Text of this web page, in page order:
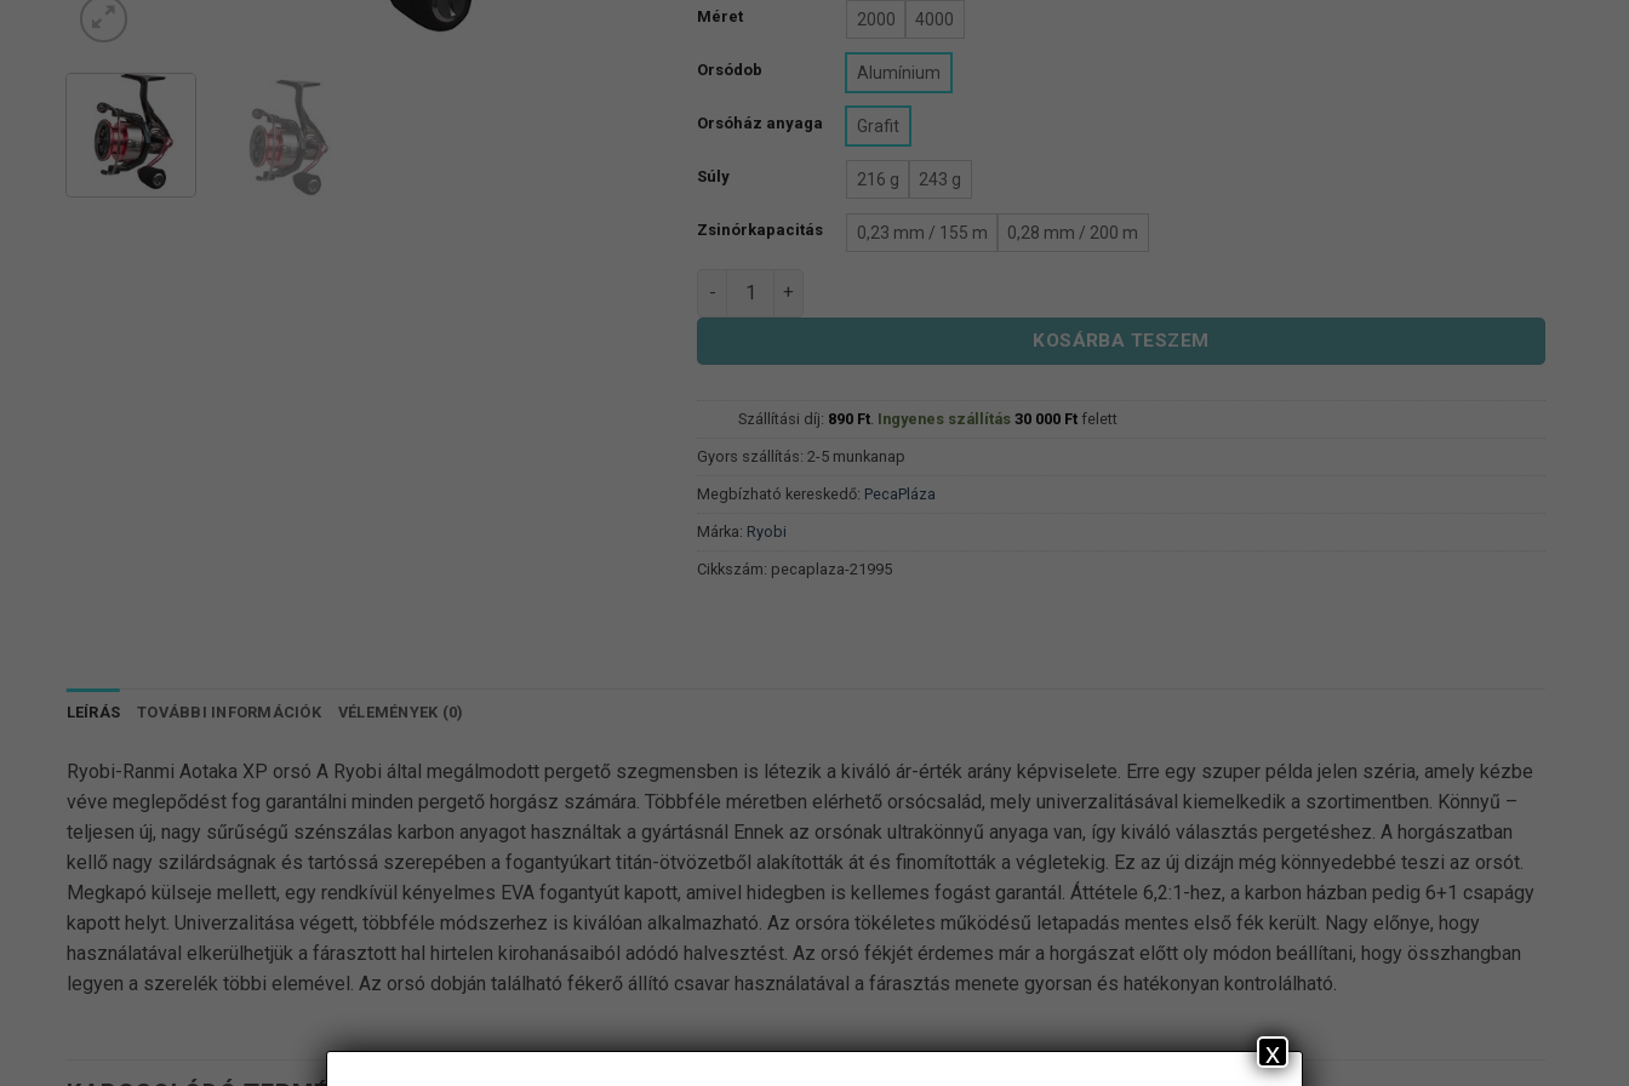
Méret 2000 4000
Orsódob Alumínium
Orsóház anyaga Grafit
Súly 216 g 243 g
Zsinórkapacitás 0,23 mm / 155 m 0,28 mm / 200 m
Ryobi-ranmi Aotaka XP Orsó mennyiség
KOSÁRBA TESZEM
Szállítási díj: 890 Ft. Ingyenes szállítás 30 000 Ftfelett
Gyors szállítás: 2-5 munkanap
Megbízható kereskedő: PecaPláza
Márka: Ryobi
Cikkszám: pecaplaza-21995
LEÍRÁS TOVÁBBI INFORMÁCIÓK VÉLEMÉNYEK (0)
Ryobi-Ranmi Aotaka XP orsó A Ryobi által megálmodott pergető szegmensben is létezik a kiváló ár-érték arány képviselete. Erre egy szuper példa jelen széria, amely kézbe
véve meglepődést fog garantálni minden pergető horgász számára. Többféle méretben elérhető orsócsalád, mely univerzalitásával kiemelkedik a szortimentben. Könnyű –
teljesen új, nagy sűrűségű szénszálas karbon anyagot használtak a gyártásnál Ennek az orsónak ultrakönnyű anyaga van, így kiváló választás pergetéshez. A horgászatban
kellő nagy szilárdságnak és tartóssá szerepében a fogantyúkart titán-ötvözetből alakították át és finomították a végletekig. Ez az új dizájn még könnyedebbé teszi az orsót.
Megkapó külseje mellett, egy rendkívül kényelmes EVA fogantyút kapott, amivel hidegben is kellemes fogást garantál. Áttétele 6,2:1-hez, a karbon házban pedig 6+1 csapágy
kapott helyt. Univerzalitása végett, többféle módszerhez is kiválóan alkalmazható. Az orsóra tökéletes működésű letapadás mentes első fék került. Nagy előnye, hogy
használatával elkerülhetjük a fárasztott hal hirtelen kirohanásaiból adódó halvesztést. Az orsó fékjét érdemes már a horgászat előtt oly módon beállítani, hogy összhangban
legyen a szerelék többi elemével. Az orsó dobján található fékerő állító csavar használatával a fárasztás menete gyorsan és hatékonyan kontrolálható.
x